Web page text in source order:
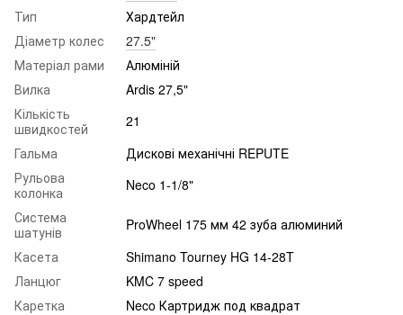
Тип
Хардтейл
Діаметр колес
27.5"
Матеріал рами
Алюміній
Вилка
Ardis 27,5"
Кількість
швидкостей
21
Гальма
Дискові механічні REPUTE
Рульова
колонка
Neco 1-1/8"
Система
шатунів
ProWheel 175 мм 42 зуба алюминий
Касета
Shimano Tourney HG 14-28T
Ланцюг
KMC 7 speed
Каретка
Neco Картридж под квадрат